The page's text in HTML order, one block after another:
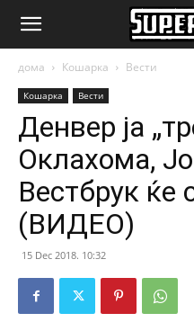
SuperSport.mk
дома Кошарка Вести
Кошарка Вести
Денвер ја
Оклахома,
Вестбрук ќе
(ВИДЕО)
15 Dec 2018. 10:32